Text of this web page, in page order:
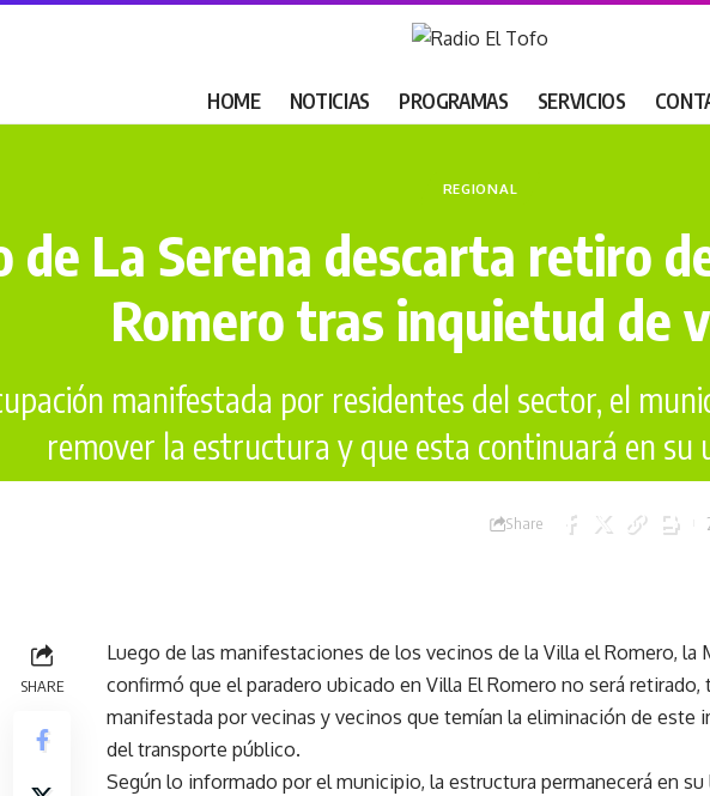
HOME NOTICIAS PROGRAMAS SERVICIOS
REGIONAL
de La Serena descarta retiro
Romero tras inquietud de
manifestada por residentes del sector, el
remover la estructura y que esta continuará en su
Share
SHARE
Luego de las manifestaciones de los vecinos de la Villa el Romero, la
confirmó que el paradero ubicado en Villa El Romero no será retirado,
manifestada por vecinas y vecinos que temían la eliminación de este
del transporte público.
Según lo informado por el municipio, la estructura permanecerá en su